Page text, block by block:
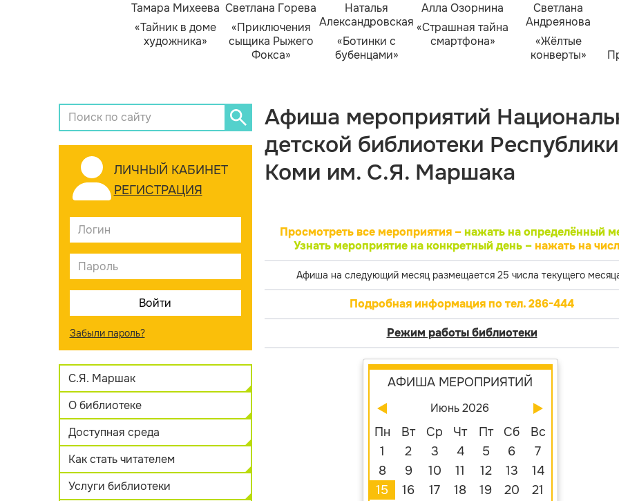
Тамара Михеева
«Тайник в доме
художника»
Светлана Горева
«Приключения
сыщика Рыжего
Фокса»
Наталья
Александровская
«Ботинки с
бубенцами»
Алла Озорнина
«Страшная тайна
смартфона»
Светлана
Андреянова
«Жёлтые
конверты»
ЛИЧНЫЙ КАБИНЕТ
РЕГИСТРАЦИЯ
Забыли пароль?
С.Я. Маршак
О библиотеке
Доступная среда
Как стать читателем
Услуги библиотеки
Афиша мероприятий
детской библиотеки Республики
Коми им. С.Я. Маршака
Просмотреть все мероприятия – нажать на определённый
Узнать мероприятие на конкретный день –нажать на
Афиша на следующий месяц размещается 25 числа текущего
Подробная информация по тел. 286-444
Режим работы библиотеки
АФИША МЕРОПРИЯТИЙ
Июнь 2026
Пн Вт Ср Чт Пт Сб
Вс
1
2 3 4 5 6
7
8
9 10 11 12 13
14
15
16 17 18 19 20
21